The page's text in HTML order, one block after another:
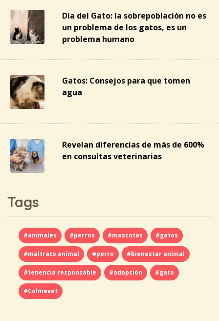
Día del Gato: la sobrepoblación no es
un problema de los gatos, es un
problema humano
Gatos: Consejos para que tomen
agua
Revelan diferencias de más de 600%
en consultas veterinarias
Tags
#animales #perros #mascotas #gatos
#maltrato animal #perro #bienestar animal
#tenencia responsable #adopción #gato
#Colmevet